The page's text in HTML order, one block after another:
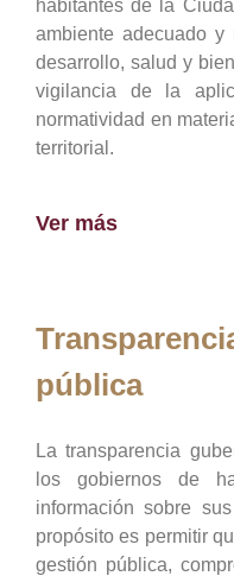
habitantes de la
ambiente adecuado
desarrollo, salud y
vigilancia de la
normatividad en
territorial.
Ver más
pública
La transparencia
los gobiernos de
información sobre
propósito es permitir
gestión pública,